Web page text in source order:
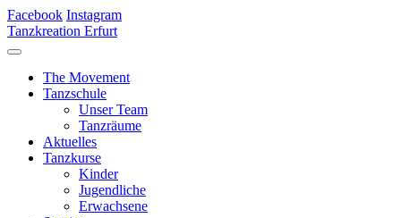
Facebook Instagram
Tanzkreation Erfurt
The Movement
Tanzschule
Unser Team
Tanzräume
Aktuelles
Tanzkurse
Kinder
Jugendliche
Erwachsene